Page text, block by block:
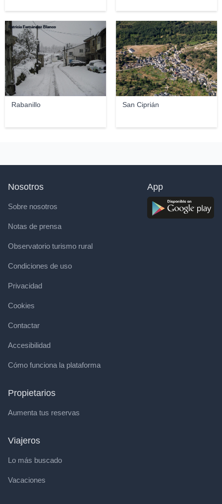
Rabanillo
Patricia Fernández Blanco
San Ciprián
TAFYR
Nosotros
Sobre nosotros
Notas de prensa
Observatorio turismo rural
Condiciones de uso
Privacidad
Cookies
Contactar
Accesibilidad
Cómo funciona la plataforma
Propietarios
Aumenta tus reservas
Viajeros
Lo más buscado
Vacaciones
App